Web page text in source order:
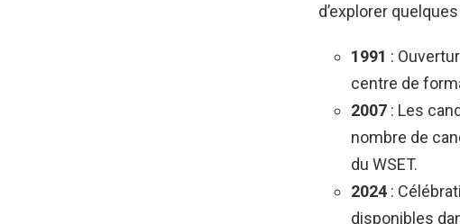
d’explorer
1991 :
centre de
2007 : Les
nombre de
du WSET.
2024 :
disponibles